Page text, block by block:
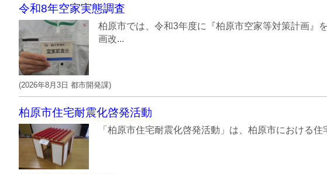
令和8年空家実態調査
柏原市では、令和3年度に『柏原市空家等対策計画』
画改...
(2026年8月3日 都市開発課)
柏原市住宅耐震化啓発活動
「柏原市住宅耐震化啓発活動」は、柏原市における